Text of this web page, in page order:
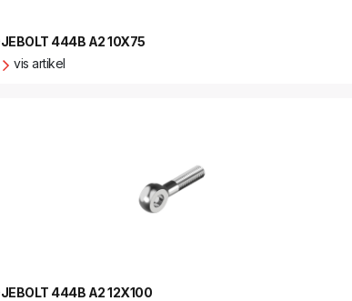
444B A2 10X75
vis artikel
444B A2 12X100